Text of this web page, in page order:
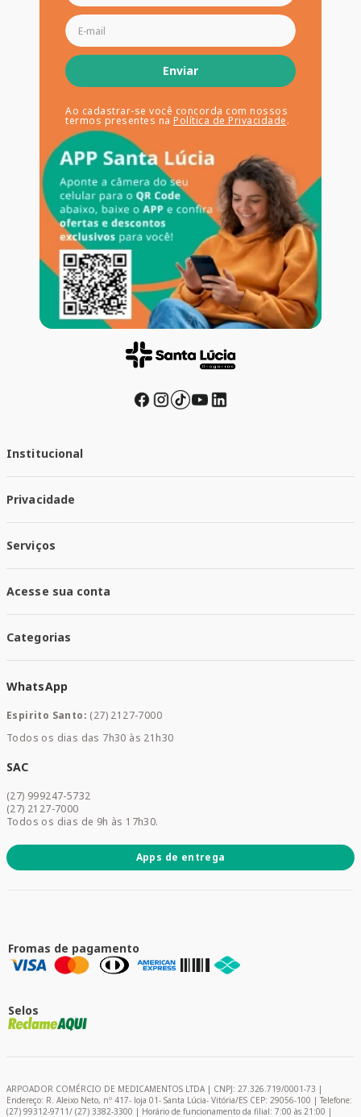
Enviar
Ao cadastrar-se você concorda com nossos
termos presentes na Política de Privacidade.
Institucional
Trabalhe conosco
Responsabilidade Social
Nossas Lojas
Privacidade
Política de Entrega
Trocas e Devoluções
Serviços
Santa Mais Exames
Santa Mais Serviços
Santa Mais Convenios
Acesse sua conta
Meus Pedidos
Categorias
Saúde e Bem-estar
Mamães e Bebê
Dermocosméticos
Promoções
WhatsApp
Espirito Santo: (27) 2127-7000
Todos os dias das 7h30 às 21h30
SAC
(27) 999247-5732
(27) 2127-7000
Todos os dias de 9h às 17h30.
Apps de entrega
Fromas de pagamento
Selos
ARPOADOR COMÉRCIO DE MEDICAMENTOS LTDA | CNPJ: 27.326.719/0001-73 |
Endereço: R. Aleixo Neto, nº 417- loja 01- Santa Lúcia- Vitória/ES CEP: 29056-100 | Telefone:
(27) 99312-9711/ (27) 3382-3300 | Horário de funcionamento da filial: 7:00 às 21:00 |